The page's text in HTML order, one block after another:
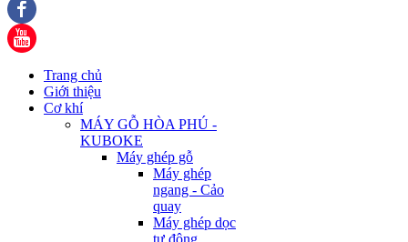
Trang chủ
Giới thiệu
Cơ khí
MÁY GỖ HÒA PHÚ -
KUBOKE
Máy ghép gỗ
Máy ghép
ngang - Cảo
quay
Máy ghép dọc
tự động